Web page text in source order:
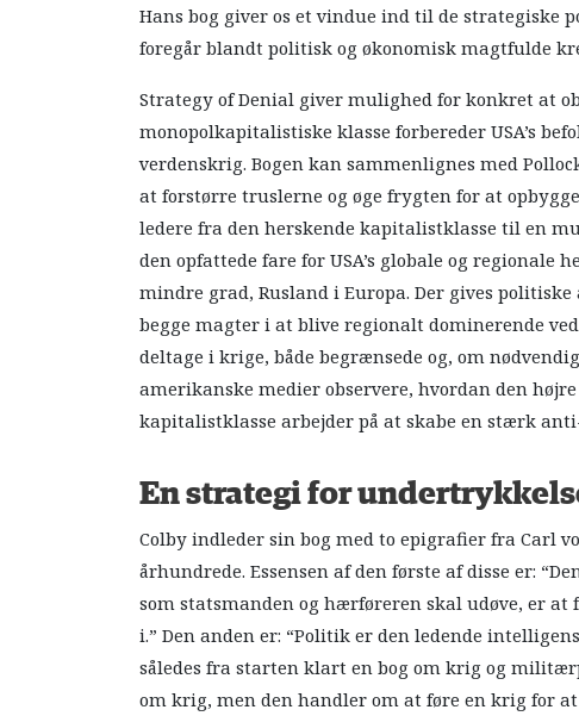
Hans bog giver os et vindue ind til de strategiske
foregår blandt politisk og økonomisk magtfulde
Strategy of Denial giver mulighed for konkret at
monopolkapitalistiske klasse forbereder USA’s
verdenskrig. Bogen kan sammenlignes med
at forstørre truslerne og øge frygten for at
ledere fra den herskende kapitalistklasse til en
den opfattede fare for USA’s globale og regionale
mindre grad, Rusland i Europa. Der gives
begge magter i at blive regionalt dominerende
deltage i krige, både begrænsede og, om
amerikanske medier observere, hvordan den
kapitalistklasse arbejder på at skabe en stærk
En strategi for
Colby indleder sin bog med to epigrafier fra Carl
århundrede. Essensen af den første af disse er:
som statsmanden og hærføreren skal udøve, er
i.” Den anden er: “Politik er den ledende
således fra starten klart en bog om krig og
om krig, men den handler om at føre en krig for